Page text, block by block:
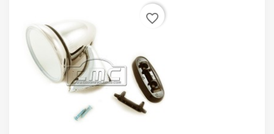
favorite_border